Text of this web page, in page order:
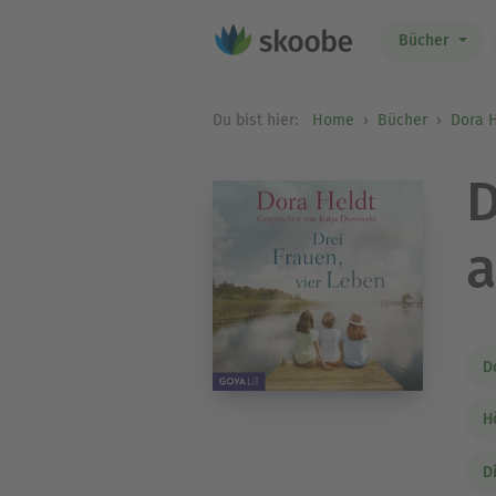
Bücher
Du bist hier: Home Bücher Dora